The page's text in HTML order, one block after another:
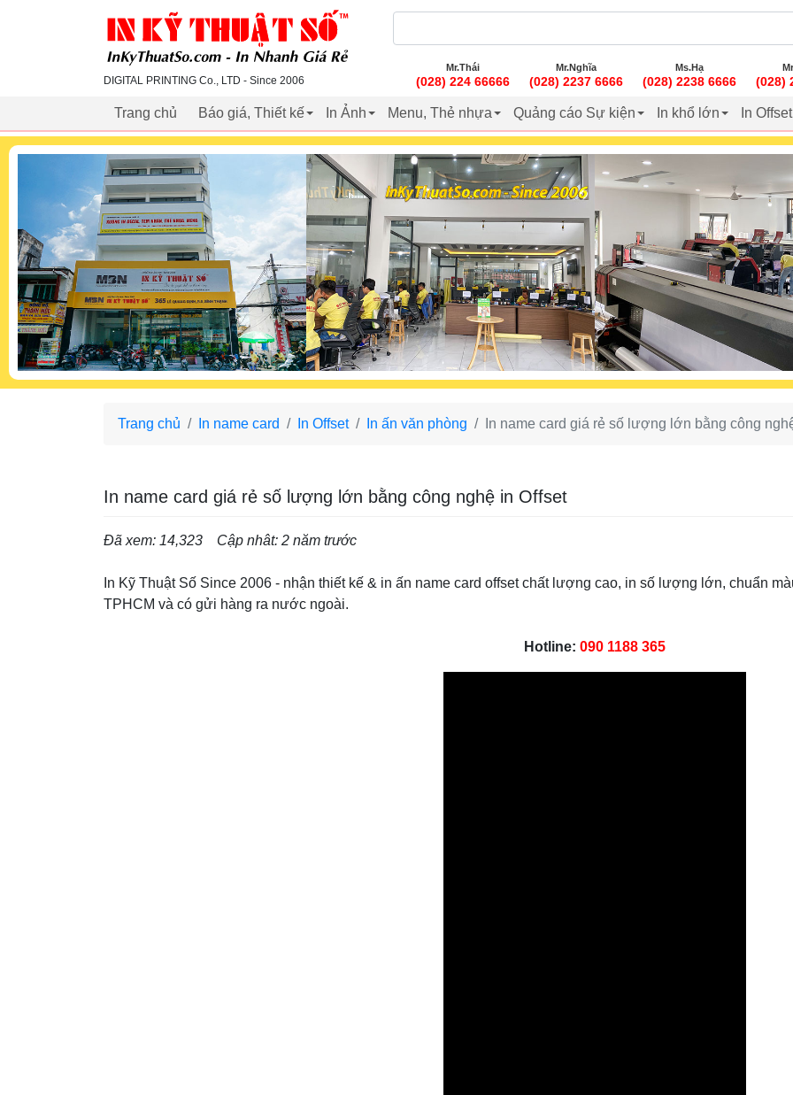
inkythuatso.com
DIGITAL PRINTING Co., LTD - Since 2006
Mr.Thái
(028) 224 66666
Mr.Nghĩa
(028) 2237 6666
Ms.Hạ
(028) 2238 6666 (028)
Trang chủ Báo giá, Thiết kế In Ảnh Menu, Thẻ nhựa Quảng cáo Sự kiện In khổ lớn In
Trang chủ In name card In Offset In ấn văn phòng In name card giá rẻ số lượng lớn bằng công
In name card giá rẻ số lượng lớn bằng công nghệ in Offset
Đã xem: 14,323 Cập nhât: 2 năm trước
In Kỹ Thuật Số Since 2006 - nhận thiết kế & in ấn name card offset chất lượng cao, in số lượng lớn, chuẩn
TPHCM và có gửi hàng ra nước ngoài.
Hotline: 090 1188 365